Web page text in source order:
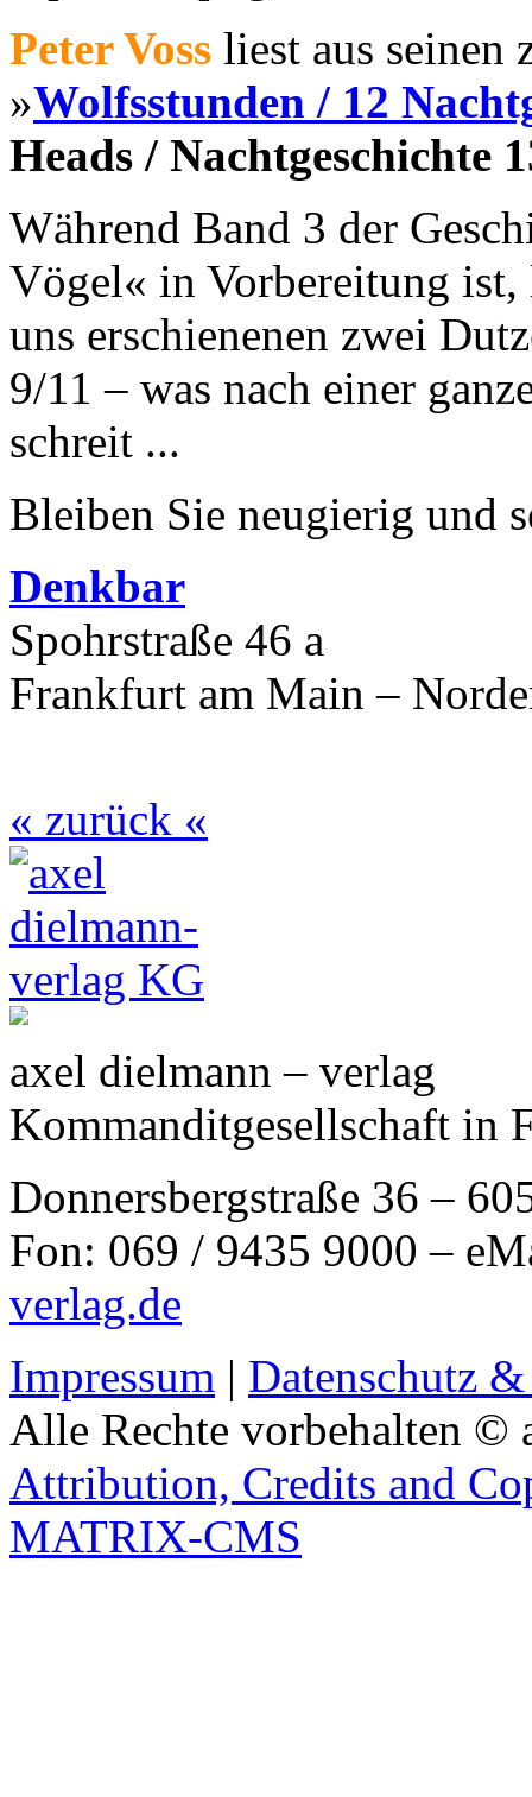
Peter Voss liest aus seinen
»Wolfsstunden / 12
Heads / Nachtgeschichte
Während Band 3 der
Vögel« in Vorbereitung ist,
uns erschienenen zwei
9/11 – was nach einer
schreit ...
Bleiben Sie neugierig und
Denkbar
Spohrstraße 46 a
Frankfurt am Main –
« zurück «
axel dielmann – verlag
Kommanditgesellschaft in
Donnersbergstraße 36 –
Fon: 069 / 9435 9000 –
verlag.de
Impressum | Datenschutz
Alle Rechte vorbehalten ©
Attribution, Credits and
MATRIX-CMS